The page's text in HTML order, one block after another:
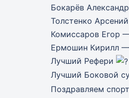
Бокарёв
Толстенко
Комиссаров Егор
Ермошин Кирилл
Лучший Рефери
Лучший Боковой
Поздравляем